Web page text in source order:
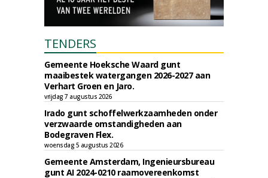
TENDERS
Gemeente Hoeksche Waard gunt
maaibestek watergangen 2026-2027 aan
Verhart Groen en Jaro.
vrijdag 7 augustus 2026
Irado gunt schoffelwerkzaamheden onder
verzwaarde omstandigheden aan
Bodegraven Flex.
woensdag 5 augustus 2026
Gemeente Amsterdam, Ingenieursbureau
gunt AI 2024-0210 raamovereenkomst